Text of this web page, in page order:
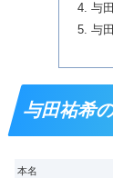
与
与
与田祐希
本名